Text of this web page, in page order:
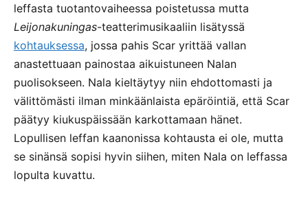
leffasta tuotantovaiheessa poistetussa mutta
Leijonakuningas-teatterimusikaaliin lisätyssä
kohtauksessa, jossa pahis Scar yrittää vallan
anastettuaan painostaa aikuistuneen Nalan
puolisokseen. Nala kieltäytyy niin ehdottomasti ja
välittömästi ilman minkäänlaista epäröintiä, että Scar
päätyy kiukuspäissään karkottamaan hänet.
Lopullisen leffan kaanonissa kohtausta ei ole, mutta
se sinänsä sopisi hyvin siihen, miten Nala on leffassa
lopulta kuvattu.